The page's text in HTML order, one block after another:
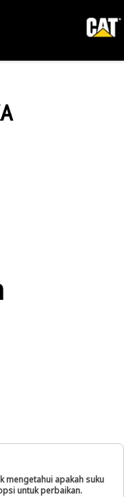
mengetahui apakah suku
untuk perbaikan.